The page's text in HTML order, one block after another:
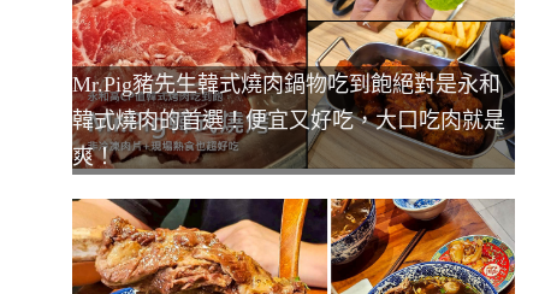
Mr.Pig豬先生韓式燒肉鍋物吃到飽絕對是永和
韓式燒肉的首選！便宜又好吃，大口吃肉就是
爽！